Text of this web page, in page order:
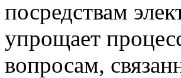
посредствам
упрощает
вопросам,